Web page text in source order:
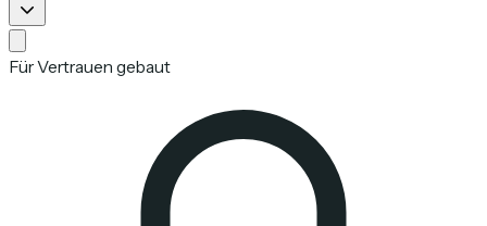
Für Vertrauen gebaut